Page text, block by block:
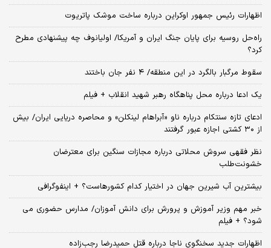
اظهارات رئیس جمهور اوکراین درباره ساخت موشک پاتریوت
راه‌حل روسیه برای پایان جنگ ایران و آمریکا/ اولیانوف چه پیشنهادی مطرح
کرد؟
سقوط مرگبار بالگرد در این منطقه/ ۴ نفر جان باختند
یک ادعا درباره محل پناهگاه‌ رهبر شهید انقلاب + فیلم
ادعای تازه سنتکام درباره ناو «آبراهام لینکلن» و محاصره دریایی ایران/ بیش
از ۳۰ کشتی اجازه عبور گرفتند
نظر فقهی سروش محلاتی درباره مجازات سنگین برای معترضان
خشونت‌طلب
بیشترین آب شیرین جهان در اختیار کدام کشورهاست؟ + اینفوگرافی
خبر مهم وزیر آموزش و پرورش برای دانش آموزان/ مدارس حضوری می
شود؟ + فیلم
اظهارات جدید سخنگوی ناجا درباره قتل حمیدرضا رجب‌زاده